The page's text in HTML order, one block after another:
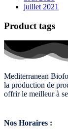
juillet 2021
Product tags
Mediterranean
la production de
offrir le meilleur à
Nos Horaires :